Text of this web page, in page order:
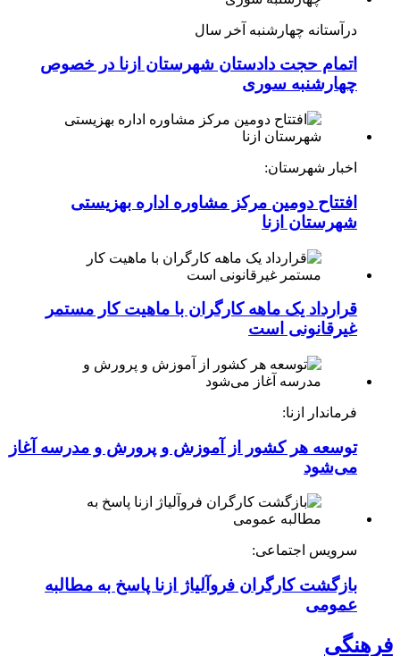
درآستانه چهارشنبه آخر سال
اتمام حجت دادستان شهرستان ازنا در خصوص
چهارشنبه ‌سوری
اخبار شهرستان:
افتتاح دومین مرکز مشاوره اداره بهزیستی
شهرستان ازنا
قرارداد یک ماهه کارگران با ماهیت کار مستمر
غیرقانونی است
فرماندار ازنا:
توسعه هر کشور از آموزش و پرورش و مدرسه آغاز
می‌شود
سرویس اجتماعی:
بازگشت کارگران فروآلیاژ ازنا پاسخ به مطالبه
عمومی
فرهنگی